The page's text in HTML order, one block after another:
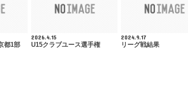
都1部
2026.4.15
U15クラブユース選手権
2024.9.17
リーグ戦結果